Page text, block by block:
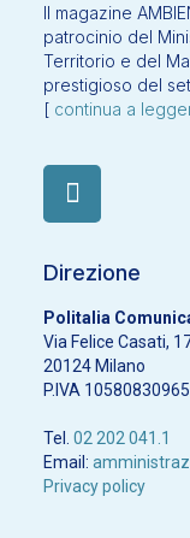
Il magazine
patrocinio del
Territorio e del
prestigioso del
[ continua a
Direzione
Politalia
Via Felice Casati,
20124 Milano
P.IVA 10580830965
Tel. 02 202 041.1
Email:
Privacy policy